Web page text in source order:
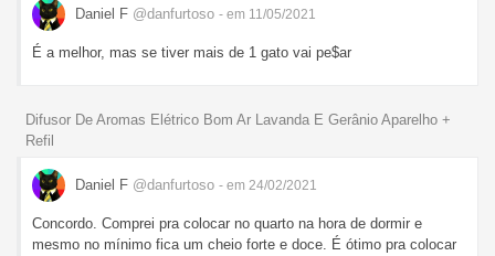
Daniel F @danfurtoso - em 11/05/2021
É a melhor, mas se tiver mais de 1 gato vai pe$ar
Difusor De Aromas Elétrico Bom Ar Lavanda E Gerânio Aparelho +
Refil
Daniel F @danfurtoso - em 24/02/2021
Concordo. Comprei pra colocar no quarto na hora de dormir e
mesmo no mínimo fica um cheio forte e doce. É ótimo pra colocar